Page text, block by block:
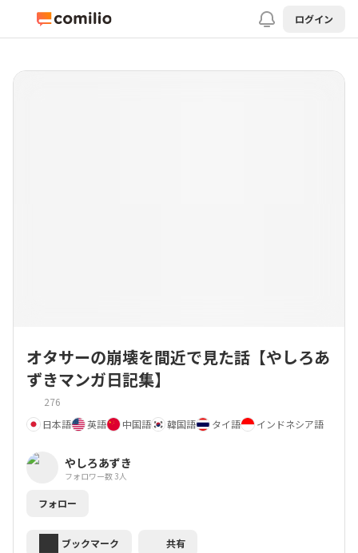
ログイン
オタサーの崩壊を間近で見た話【やしろあ
ずきマンガ日記集】
276
日本語
英語 中国語 韓国語 タイ語 インドネシア語
やしろあずき
フォロワー数 3人
フォロー
ブックマーク 共有